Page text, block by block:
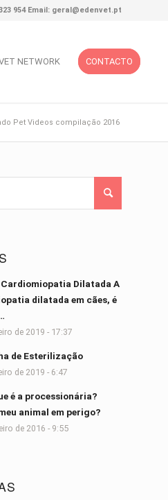
954 Email: geral@edenvet.pt
NETWORK CONTACTO
Pet Videos compilação 2016
Dilatada A
dilatada em cães, é
de 2019 - 17:37
de Esterilização
de 2019 - 6:47
é a processionária?
animal em perigo?
de 2016 - 9:55